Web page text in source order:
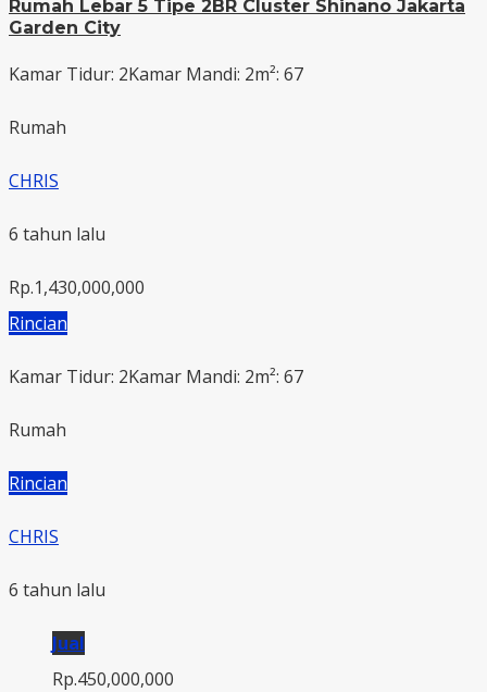
Rumah Lebar 5 Tipe 2BR Cluster Shinano Jakarta
Garden City
Kamar Tidur: 2Kamar Mandi: 2m²: 67
Rumah
CHRIS
6 tahun lalu
Rp.1,430,000,000
Rincian
Kamar Tidur: 2Kamar Mandi: 2m²: 67
Rumah
Rincian
CHRIS
6 tahun lalu
Jual
Rp.450,000,000